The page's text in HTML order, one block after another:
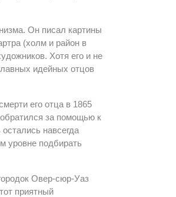
Он писал картины
(холм и район в
Хотя его и не
идейных отцов
его отца в 1865
за помощью к
навсегда
уровне подбирать
Овер-сюр-Уаз
приятный